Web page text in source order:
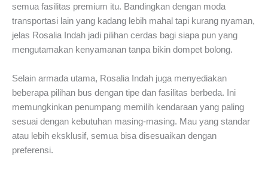
semua fasilitas premium itu. Bandingkan dengan moda
transportasi lain yang kadang lebih mahal tapi kurang nyaman,
jelas Rosalia Indah jadi pilihan cerdas bagi siapa pun yang
mengutamakan kenyamanan tanpa bikin dompet bolong.
Selain armada utama, Rosalia Indah juga menyediakan
beberapa pilihan bus dengan tipe dan fasilitas berbeda. Ini
memungkinkan penumpang memilih kendaraan yang paling
sesuai dengan kebutuhan masing-masing. Mau yang standar
atau lebih eksklusif, semua bisa disesuaikan dengan
preferensi.